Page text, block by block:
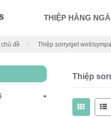
THIỆP HÀNG
đề Thiệp sorry/get well/
Thiệp